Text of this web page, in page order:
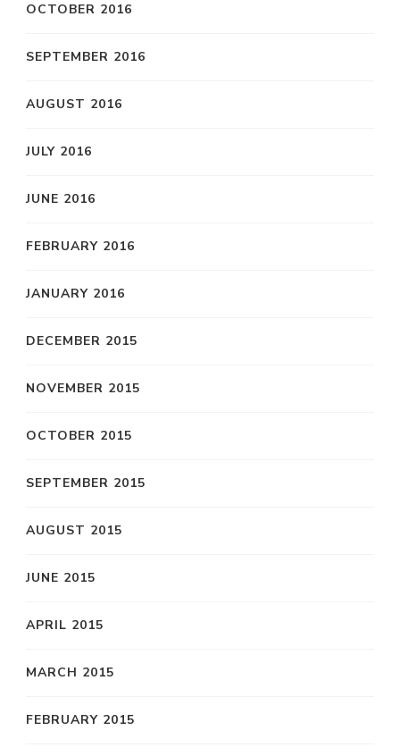
OCTOBER 2016
SEPTEMBER 2016
AUGUST 2016
JULY 2016
JUNE 2016
FEBRUARY 2016
JANUARY 2016
DECEMBER 2015
NOVEMBER 2015
OCTOBER 2015
SEPTEMBER 2015
AUGUST 2015
JUNE 2015
APRIL 2015
MARCH 2015
FEBRUARY 2015